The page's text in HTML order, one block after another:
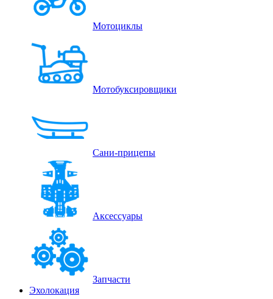
Мотоциклы
Мотобуксировщики
Сани-прицепы
Аксессуары
Запчасти
Эхолокация